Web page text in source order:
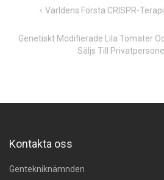
Inläggsnavigering
Världens Första CRISPR-
Genetiskt Modifierade Lila Tomater
Säljs Till
Kontakta oss
Gentekniknämnden